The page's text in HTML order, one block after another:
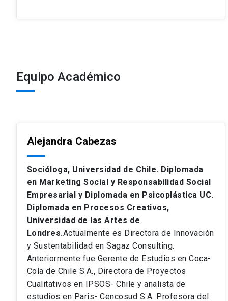
Equipo Académico
Alejandra Cabezas
Socióloga, Universidad de Chile. Diplomada
en Marketing Social y Responsabilidad Social
Empresarial y Diplomada en Psicoplástica UC.
Diplomada en Procesos Creativos,
Universidad de las Artes de
Londres.Actualmente es Directora de Innovación
y Sustentabilidad en Sagaz Consulting.
Anteriormente fue Gerente de Estudios en Coca-
Cola de Chile S.A., Directora de Proyectos
Cualitativos en IPSOS- Chile y analista de
estudios en Paris- Cencosud S.A. Profesora del